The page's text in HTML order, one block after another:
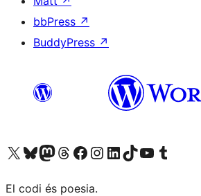
bbPress ↗
BuddyPress ↗
Visiteu el nostre compte X (abans Twitter)
Visiteu el nostre compte de Bluesky
Visiteu el nostre compte al Mastodon
Visiteu el nostre compte de Threads
Visiteu la nostra pàgina al Facebook
Visiteu el nostre compte d'Instagram
Visiteu el nostre compte de LinkedIn
Visiteu el nostre compte de TikTok
Visiteu el nostre canal al YouTube
Visiteu el nostre compte de Tumblr
El codi és poesia.